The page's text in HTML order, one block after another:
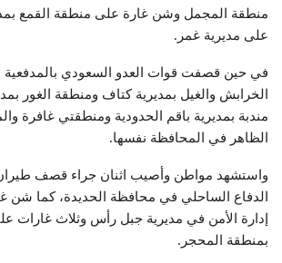
منطقة المجمل وشن غارة على منطقة القمع
على مديرية غمر.
في حين قصفت قوات العدو السعودي بالمدفعية
الخرابش والغيل بمديرية كتاف ومنطقة الغور
مندبة بمديرية باقم الحدودية ومنطقتي غافرة
الظاهر في المحافظة نفسها.
واستشهد مواطن وأصيب اثنان جراء قصف
الدفاع الساحلي في محافظة الحديدة، كما شن
إدارة الأمن في مديرية جبل رأس وثلاث غارات
بمنطقة المحجر.